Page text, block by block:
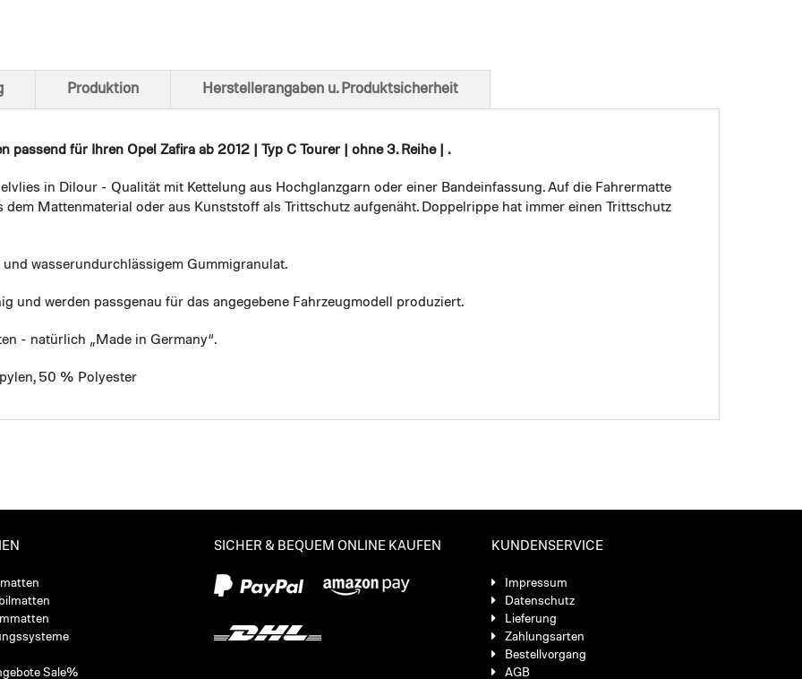
passend für Ihren Opel Zafira ab 2012 | Typ C Tourer | ohne 3. Reihe | .
in Dilour - Qualität mit Kettelung aus Hochglanzgarn oder einer Bandeinfassung. Auf die Fahrermatte
Mattenmaterial oder aus Kunststoff als Trittschutz aufgenäht. Doppelrippe hat immer einen Trittschutz
wasserundurchlässigem Gummigranulat.
und werden passgenau für das angegebene Fahrzeugmodell produziert.
- natürlich „Made in Germany“.
50 % Polyester
Produktion Herstellerangaben u. Produktsicherheit
Sale%
SICHER & BEQUEM ONLINE KAUFEN KUNDENSERVICE
Impressum
Datenschutz
Lieferung
Zahlungsarten
Bestellvorgang
AGB